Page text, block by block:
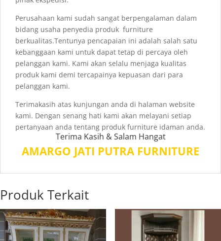
Perusahaan kami sudah sangat berpengalaman dalam
bidang usaha penyedia produk furniture
berkualitas.Tentunya pencapaian ini adalah salah satu
kebanggaan kami untuk dapat tetap di percaya oleh
pelanggan kami. Kami akan selalu menjaga kualitas
produk kami demi tercapainya kepuasan dari para
pelanggan kami.
Terimakasih atas kunjungan anda di halaman website
kami. Dengan senang hati kami akan melayani setiap
pertanyaan anda tentang produk furniture idaman anda.
Terima Kasih & Salam Hangat
AMARGO JATI PUTRA FURNITURE
Produk Terkait